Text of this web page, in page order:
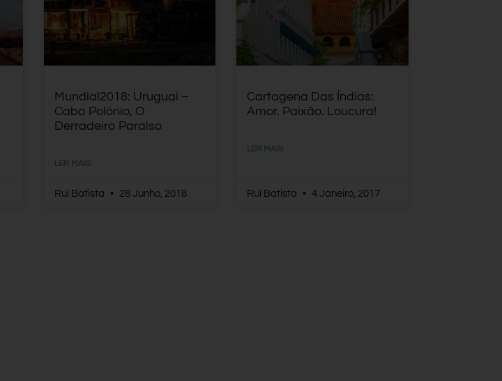
Mundial2018: Uruguai –
Cabo Polónio, O
Derradeiro Paraíso
LER MAIS
Rui Batista 28 Junho, 2018
Cartagena Das Índias:
Amor. Paixão. Loucura!
LER MAIS
Rui Batista 4 Janeiro, 2017